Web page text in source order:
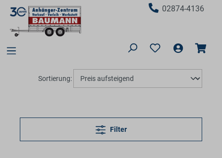
02874-4136
Sortierung:
Filter